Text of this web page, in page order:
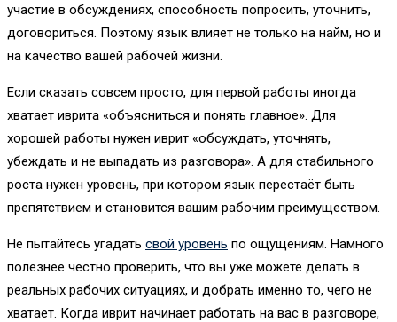
участие в обсуждениях, способность попросить, уточнить,
договориться. Поэтому язык влияет не только на найм, но и
на качество вашей рабочей жизни.
Если сказать совсем просто, для первой работы иногда
хватает иврита «объясниться и понять главное». Для
хорошей работы нужен иврит «обсуждать, уточнять,
убеждать и не выпадать из разговора». А для стабильного
роста нужен уровень, при котором язык перестаёт быть
препятствием и становится вашим рабочим преимуществом.
Не пытайтесь угадать свой уровень по ощущениям. Намного
полезнее честно проверить, что вы уже можете делать в
реальных рабочих ситуациях, и добрать именно то, чего не
хватает. Когда иврит начинает работать на вас в разговоре,